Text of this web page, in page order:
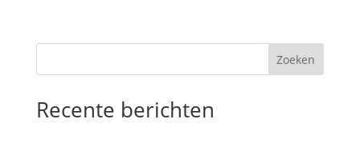
Zoeken
Recente berichten